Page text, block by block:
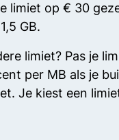
limiet op € 30
GB.
limiet? Pas je
per MB als je
Je kiest een